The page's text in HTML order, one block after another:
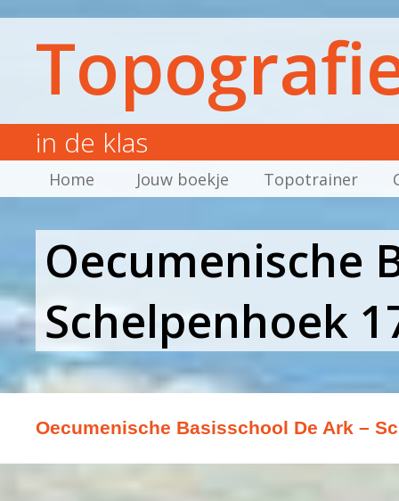
in de klas
Home Jouw boekje Topotrainer
Oecumenische
Schelpenhoek
Oecumenische Basisschool De Ark –